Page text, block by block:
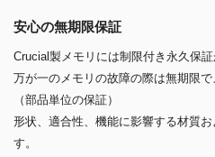
安心の無期限保証
Crucial製メモリには制限付き永久保証
万が一のメモリの故障の際は無期限で
（部品単位の保証）
形状、適合性、機能に影響する材質
す。